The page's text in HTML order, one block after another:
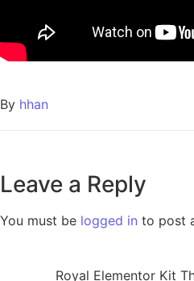
By hhan
Leave a Reply
You must be logged in to post
Royal Elementor Kit